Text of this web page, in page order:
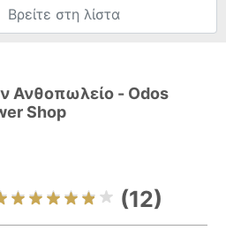
Ανθοπωλείο - Odos
Shop
(12)